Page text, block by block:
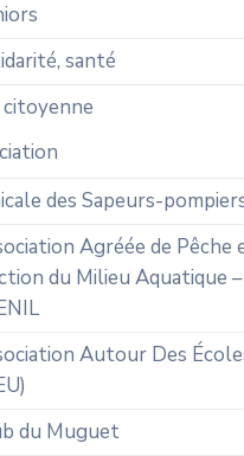
santé
citoyenne
des Sapeurs-
Agréée de Pêche
du Milieu Aquatique
Autour Des
du Muguet